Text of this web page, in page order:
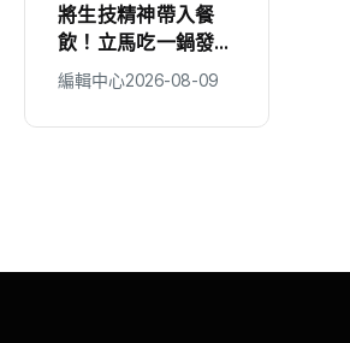
將生技精神帶入餐
飲！立馬吃一鍋發表
全新「團團甲魚鍋」
搶攻特色鍋物市場
編輯中心2026-08-09